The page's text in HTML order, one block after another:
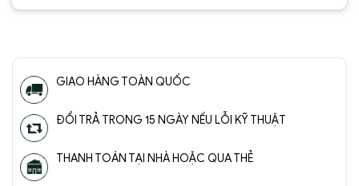
55 sao
55 sao
GIAO HÀNG TOÀN QUỐC
ĐỔI TRẢ TRONG 15 NGÀY NẾU LỖI KỸ THUẬT
THANH TOÁN TẠI NHÀ HOẶC QUA THẺ